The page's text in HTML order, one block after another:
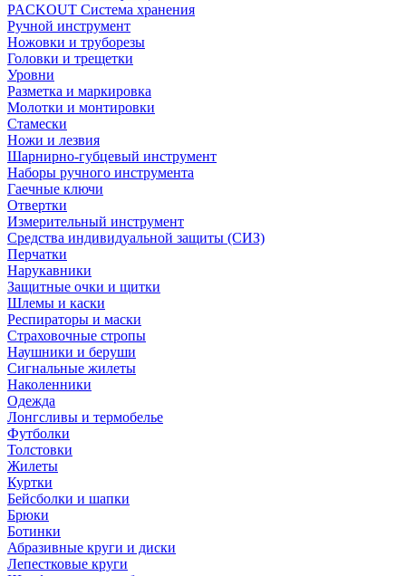
PACKOUT Система хранения
Ручной инструмент
Ножовки и труборезы
Головки и трещетки
Уровни
Разметка и маркировка
Молотки и монтировки
Стамески
Ножи и лезвия
Шарнирно-губцевый инструмент
Наборы ручного инструмента
Гаечные ключи
Отвертки
Измерительный инструмент
Средства индивидуальной защиты (СИЗ)
Перчатки
Нарукавники
Защитные очки и щитки
Шлемы и каски
Респираторы и маски
Страховочные стропы
Наушники и беруши
Сигнальные жилеты
Наколенники
Одежда
Лонгсливы и термобелье
Футболки
Толстовки
Жилеты
Куртки
Бейсболки и шапки
Брюки
Ботинки
Абразивные круги и диски
Лепестковые круги